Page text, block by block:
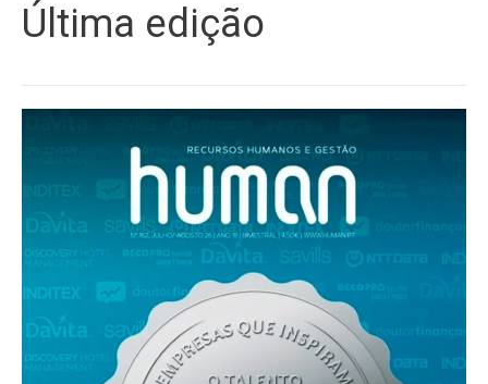
Última edição